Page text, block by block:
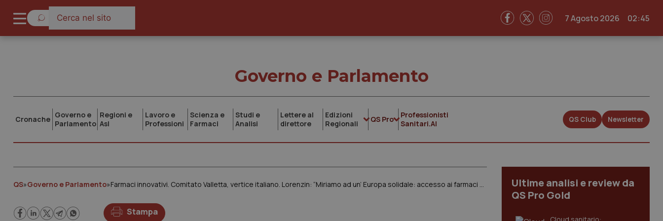
7 Agosto 2026 02:45
Governo e Parlamento
Cronache Governo e
Parlamento
Regioni e
Asl
Lavoro e
Professioni
Scienza e
Farmaci
Studi e
Analisi
Lettere al
direttore
Edizioni
Regionali
QS Pro
Professionisti
Sanitari.AI
QS Club Newsletter
QS»Governo e Parlamento» Farmaci innovativi. Comitato Valletta, vertice italiano. Lorenzin: “Miriamo ad un’ Europa solidale: accesso ai farmaci uguale per tutti”
Stampa
Ultime analisi e review da
QS Pro Gold